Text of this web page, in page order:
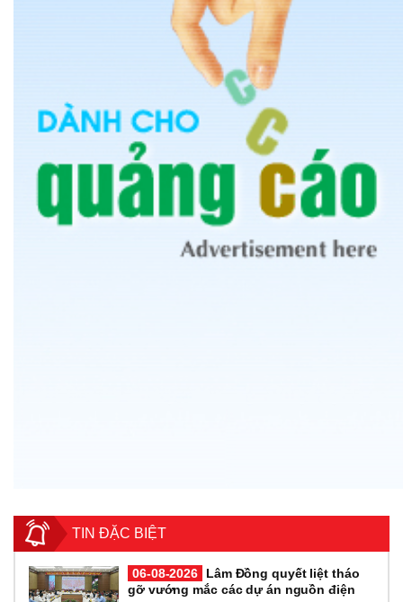
TIN ĐẶC BIỆT
06-08-2026
Lâm Đồng quyết liệt tháo
gỡ vướng mắc các dự án nguồn điện